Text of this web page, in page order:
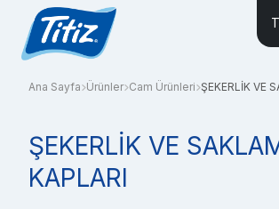
Ana Sayfa Ürünler Cam Ürünleri ŞEKERLİK VE
ŞEKERLİK VE
KAPLARI